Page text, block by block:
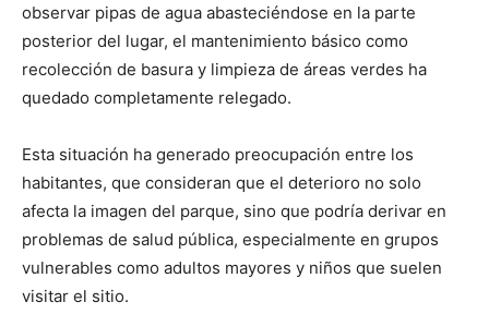
observar pipas de agua abasteciéndose en la parte
posterior del lugar, el mantenimiento básico como
recolección de basura y limpieza de áreas verdes ha
quedado completamente relegado.
Esta situación ha generado preocupación entre los
habitantes, que consideran que el deterioro no solo
afecta la imagen del parque, sino que podría derivar en
problemas de salud pública, especialmente en grupos
vulnerables como adultos mayores y niños que suelen
visitar el sitio.